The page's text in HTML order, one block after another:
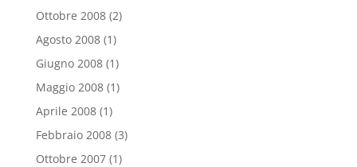
Ottobre 2008(2)
Agosto 2008(1)
Giugno 2008(1)
Maggio 2008(1)
Aprile 2008(1)
Febbraio 2008(3)
Ottobre 2007(1)